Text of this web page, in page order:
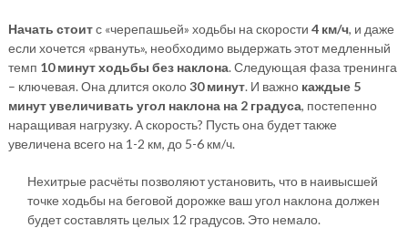
Начать стоитс «черепашьей» ходьбы на скорости 4 км/ч, и даже
если хочется «рвануть», необходимо выдержать этот медленный
темп 10 минут ходьбы без наклона. Следующая фаза тренинга
– ключевая. Она длится около30 минут. И важно каждые 5
минут увеличивать угол наклона на 2 градуса, постепенно
наращивая нагрузку. А скорость? Пусть она будет также
увеличена всего на 1-2 км, до 5-6 км/ч.
Нехитрые расчёты позволяют установить, что в наивысшей
точке ходьбы на беговой дорожке ваш угол наклона должен
будет составлять целых 12 градусов. Это немало.